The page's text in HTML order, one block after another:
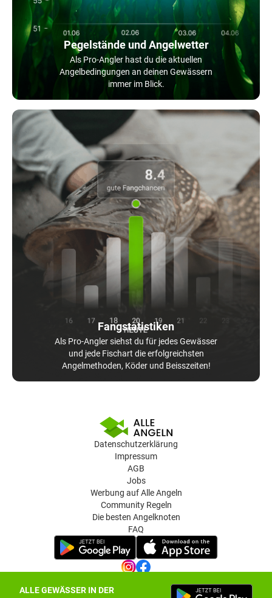
ALLE GEWÄSSER IN DER
Pegelstände und Angelwetter
Als Pro-Angler hast du die aktuellen
Angelbedingungen an deinen Gewässern
immer im Blick.
Fangstatistiken
Als Pro-Angler siehst du für jedes Gewässer
und jede Fischart die erfolgreichsten
Angelmethoden, Köder und Beisszeiten!
Datenschutzerklärung
Impressum
AGB
Jobs
Werbung auf Alle Angeln
Community Regeln
Die besten Angelknoten
FAQ
Datenschutz-Einstellungen